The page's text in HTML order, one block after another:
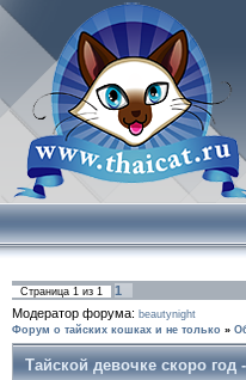
Страница 1 из 1
1
Модератор форума: beautynight
Форум о тайских кошках и не только »
Тайской девочке скоро год